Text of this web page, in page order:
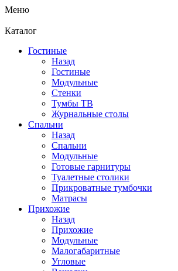
Меню
Каталог
Гостиные
Назад
Гостиные
Модульные
Стенки
Тумбы ТВ
Журнальные столы
Спальни
Назад
Спальни
Модульные
Готовые гарнитуры
Туалетные столики
Прикроватные тумбочки
Матрасы
Прихожие
Назад
Прихожие
Модульные
Малогабаритные
Угловые